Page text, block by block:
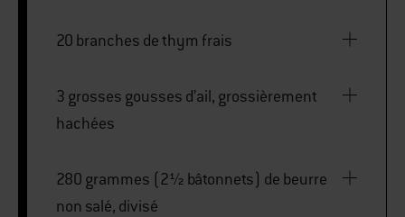
20 branches de thym frais
3 grosses gousses d’ail, grossièrement
hachées
280 grammes (2½ bâtonnets) de beurre
non salé, divisé